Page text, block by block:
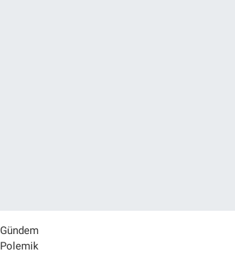
Gündem
Polemik